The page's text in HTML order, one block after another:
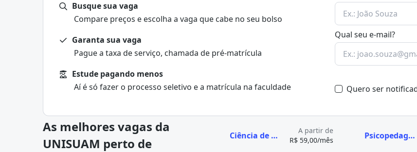
Busque sua vaga
Compare preços e escolha a vaga que cabe no seu bolso
Garanta sua vaga
Pague a taxa de serviço, chamada de pré-matrícula
Estude pagando menos
Aí é só fazer o processo seletivo e a matrícula na faculdade
Qual seu e-mail?
Quero ser
As melhores vagas da
UNISUAM perto de
Ciência de Dados e Inteligência Artificial
A partir de
R$ 59,00/mês
Psicopedagogia